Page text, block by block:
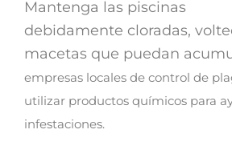
Mantenga las piscinas
debidamente cloradas,
macetas que puedan
empresas locales de control de
utilizar productos químicos para
infestaciones.